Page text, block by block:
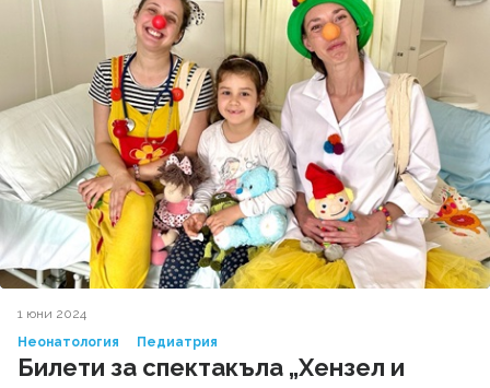
1 юни 2024
Неонатология
Педиатрия
Билети за спектакъла „Хензел и